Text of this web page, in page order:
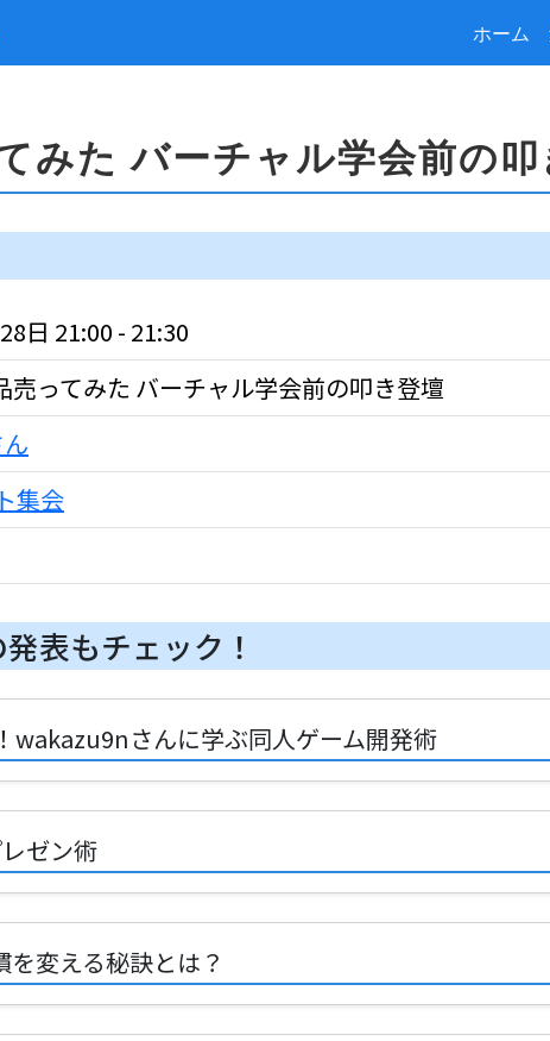
ホーム
みた バーチャル学会前の叩
日 21:00 - 21:30
売ってみた バーチャル学会前の叩き登壇
集会
表もチェック！
wakazu9nさんに学ぶ同人ゲーム開発術
ゼン術
変える秘訣とは？